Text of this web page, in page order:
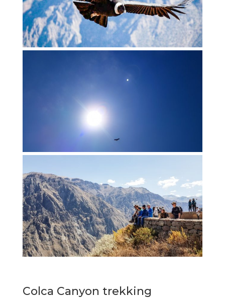
Colca Canyon trekking